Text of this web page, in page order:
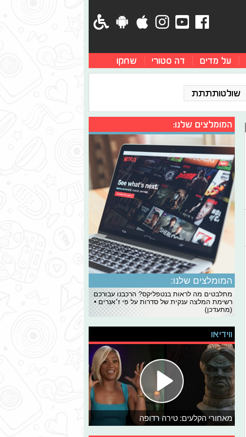
על מדים דה סטורי שחקו
שולטותתתת
המומלצים שלנו:
המומלצים שלנו:
מתלבטים מה לראות בנטפליקס? הרכבנו עבורכם
רשימת המלצה ענקית של סדרות על פי ז׳אנרים •
(מתעדכן)
ווידיאו
מאחורי הקלעים: טירה רדופה